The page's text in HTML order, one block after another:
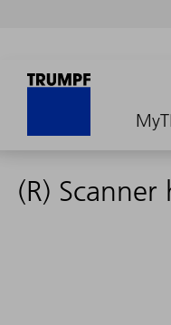
(R)